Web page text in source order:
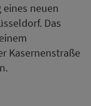
eines neuen
Das
Kasernenstraße